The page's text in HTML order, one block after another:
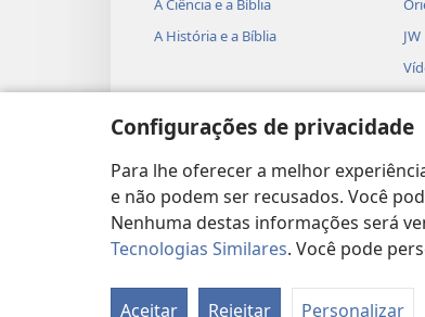
Configurações de privacidade
Para lhe oferecer a melhor
e não podem ser recusados. Você
Nenhuma destas informações será
Tecnologias Similares. Você pode
Aceitar Rejeitar Personalizar
A Ciência e a Bíblia
A História e a Bíblia
Copyright© 2026 Watch Tower